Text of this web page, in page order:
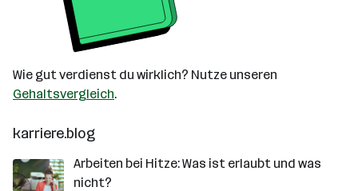
Wie gut verdienst du wirklich? Nutze unseren
Gehaltsvergleich.
karriere.blog
Arbeiten bei Hitze: Was ist erlaubt und was
nicht?